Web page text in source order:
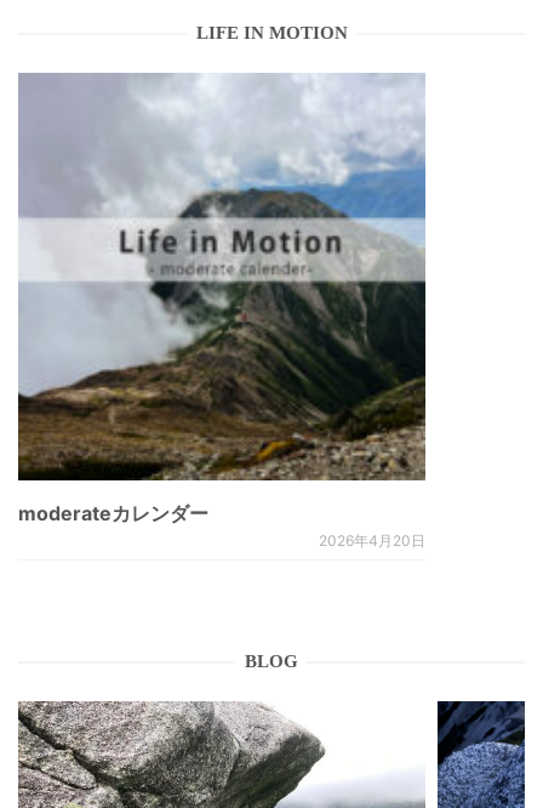
LIFE IN MOTION
moderateカレンダー
2026年4月20日
BLOG